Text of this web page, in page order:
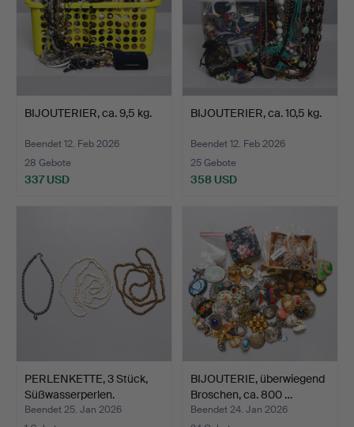
BIJOUTERIER, ca. 9,5 kg.
Beendet 12. Feb 2026
28 Gebote
337 USD
BIJOUTERIER, ca. 10,5 kg.
Beendet 12. Feb 2026
25 Gebote
358 USD
PERLENKETTE, 3 Stück,
Süßwasserperlen.
Beendet 25. Jan 2026
BIJOUTERIE, überwiegend
Broschen, ca. 800 …
Beendet 24. Jan 2026